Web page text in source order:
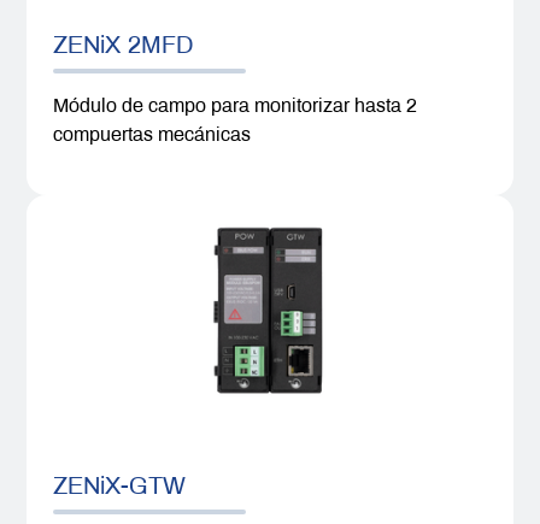
ZENiX 2MFD
Módulo de campo para monitorizar hasta 2
compuertas mecánicas
ZENiX-GTW